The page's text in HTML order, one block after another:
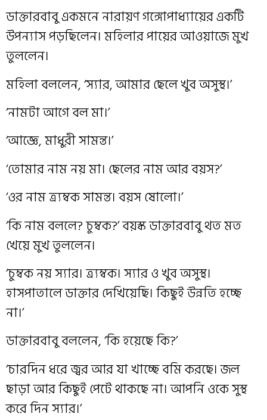
ডাক্তারবাবু একমনে নারায়ণ গঙ্গোপাধ্যায়ের একটি
উপন্যাস পড়ছিলেন। মহিলার পায়ের আওয়াজে মুখ
তুললেন।
মহিলা বললেন, ‘স্যার, আমার ছেলে খুব অসুস্থ।’
‘নামটা আগে বল মা।’
‘আজ্ঞে, মাধুরী সামন্ত।’
‘তোমার নাম নয় মা। ছেলের নাম আর বয়স?’
‘ওর নাম ত্র্যম্বক সামন্ত। বয়স ষোলো।’
‘কি নাম বললে? চুম্বক?’ বয়স্ক ডাক্তারবাবু থত মত
খেয়ে মুখ তুললেন।
‘চুম্বক নয় স্যার। ত্র্যম্বক। স্যার ও খুব অসুস্থ।
হাসপাতালে ডাক্তার দেখিয়েছি। কিছুই উন্নতি হচ্ছে
না।’
ডাক্তারবাবু বললেন, ‘কি হয়েছে কি?’
‘চারদিন ধরে জ্বর আর যা খাচ্ছে বমি করছে। জল
ছাড়া আর কিছুই পেটে থাকছে না। আপনি ওকে সুস্থ
করে দিন স্যার।’